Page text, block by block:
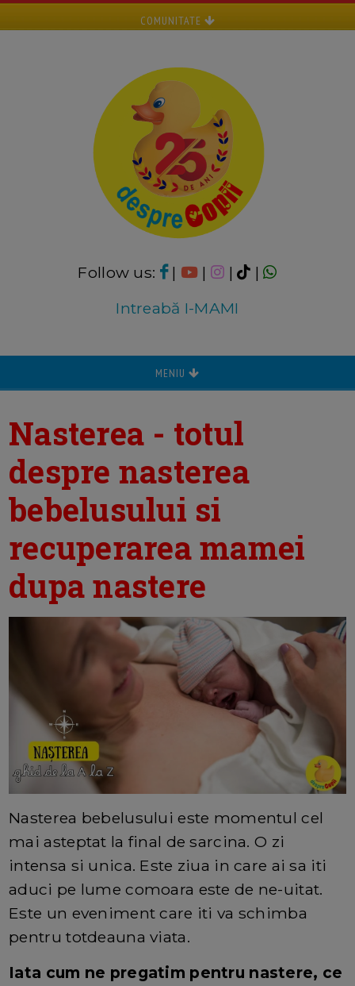
COMUNITATE
Follow us: | | |
|
Intreabă I-MAMI
MENIU
Nasterea - totul
despre nasterea
bebelusului si
recuperarea mamei
dupa nastere
Nasterea bebelusului este momentul cel
mai asteptat la final de sarcina. O zi
intensa si unica. Este ziua in care ai sa iti
aduci pe lume comoara este de ne-uitat.
Este un eveniment care iti va schimba
pentru totdeauna viata.
Iata cum ne pregatim pentru nastere, ce